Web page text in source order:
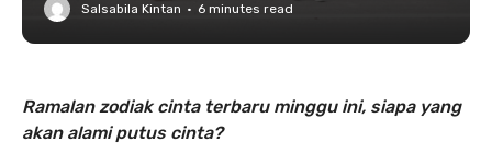
Salsabila Kintan · 6 minutes read
Ramalan zodiak cinta terbaru minggu ini, siapa yang
akan alami putus cinta?